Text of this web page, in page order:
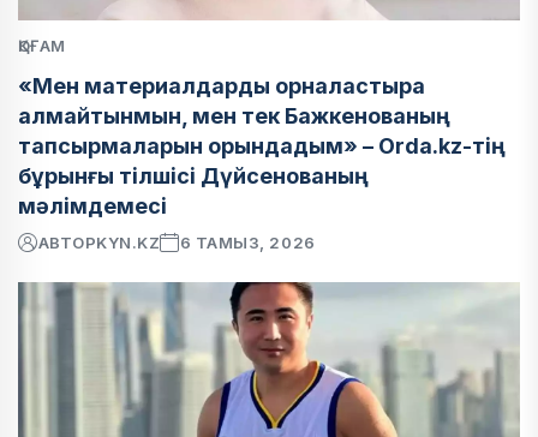
ҚОҒАМ
«Мен материалдарды орналастыра
алмайтынмын, мен тек Бажкенованың
тапсырмаларын орындадым» – Orda.kz-тің
бұрынғы тілшісі Дүйсенованың
мәлімдемесі
АВТОРKYN.KZ 6 ТАМЫЗ, 2026